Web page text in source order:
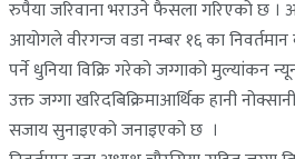
रुपैया जरिवाना भराउने फैसला गरिएको छ ।
आयोगले वीरगन्ज वडा नम्बर १६ का
पर्ने धुनिया विक्रि गरेको जग्गाको मुल्यांकन
उक्त जग्गा खरिदबिक्रिमाआर्थिक हानी
सजाय सुनाइएको जनाइएको छ ।